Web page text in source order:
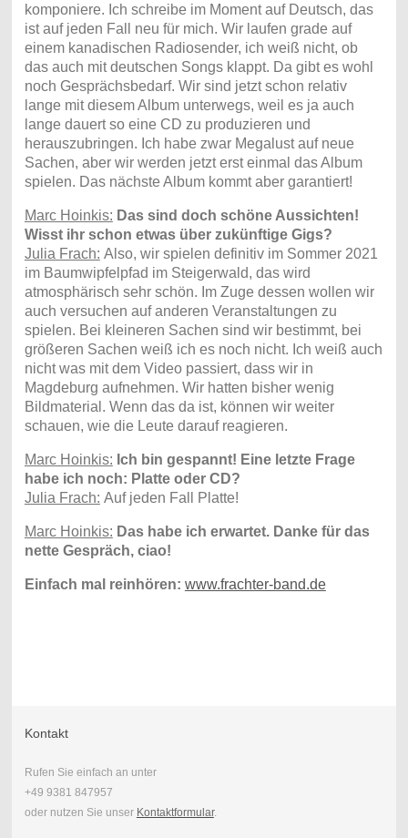
komponiere. Ich schreibe im Moment auf Deutsch, das
ist auf jeden Fall neu für mich. Wir laufen grade auf
einem kanadischen Radiosender, ich weiß nicht, ob
das auch mit deutschen Songs klappt. Da gibt es wohl
noch Gesprächsbedarf. Wir sind jetzt schon relativ
lange mit diesem Album unterwegs, weil es ja auch
lange dauert so eine CD zu produzieren und
herauszubringen. Ich habe zwar Megalust auf neue
Sachen, aber wir werden jetzt erst einmal das Album
spielen. Das nächste Album kommt aber garantiert!
Marc Hoinkis: Das sind doch schöne Aussichten!
Wisst ihr schon etwas über zukünftige Gigs?
Julia Frach: Also, wir spielen definitiv im Sommer 2021
im Baumwipfelpfad im Steigerwald, das wird
atmosphärisch sehr schön. Im Zuge dessen wollen wir
auch versuchen auf anderen Veranstaltungen zu
spielen. Bei kleineren Sachen sind wir bestimmt, bei
größeren Sachen weiß ich es noch nicht. Ich weiß auch
nicht was mit dem Video passiert, dass wir in
Magdeburg aufnehmen. Wir hatten bisher wenig
Bildmaterial. Wenn das da ist, können wir weiter
schauen, wie die Leute darauf reagieren.
Marc Hoinkis: Ich bin gespannt! Eine letzte Frage
habe ich noch: Platte oder CD?
Julia Frach: Auf jeden Fall Platte!
Marc Hoinkis: Das habe ich erwartet. Danke für das
nette Gespräch, ciao!
Einfach mal reinhören: www.frachter-band.de
Kontakt
Rufen Sie einfach an unter
+49 9381 847957
oder nutzen Sie unser Kontaktformular.